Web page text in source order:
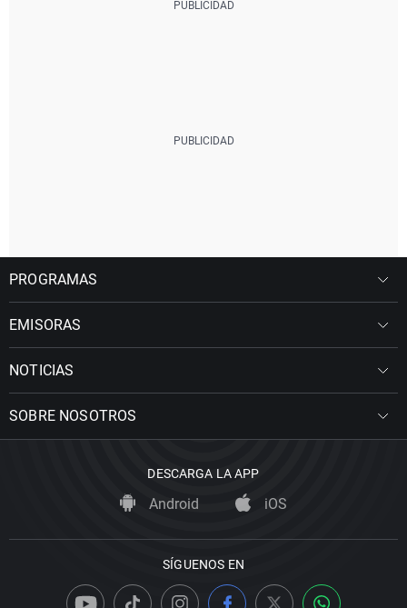
PROGRAMAS
EMISORAS
NOTICIAS
SOBRE NOSOTROS
DESCARGA LA APP
Android iOS
SÍGUENOS EN